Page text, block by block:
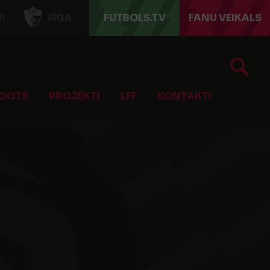
RĪGA FUTBOLS.TV FANU VEIKALS
PROJEKTI LFF KONTAKTI